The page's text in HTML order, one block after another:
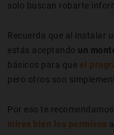
solo buscan robarte
Recuerda que al instalar
estás aceptando un
básicos para que el
pero otros son
Por eso te
mires bien los permisos